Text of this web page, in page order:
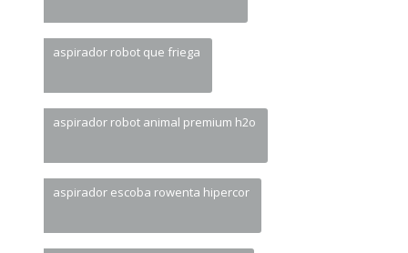
aspirador robot que friega
aspirador robot animal premium h2o
aspirador escoba rowenta hipercor